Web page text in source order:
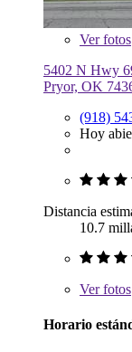
Verfotos
5402 N Hwy
Pryor, OK
(918)
Hoy
Distancia
10.7
Verfotos
Horario